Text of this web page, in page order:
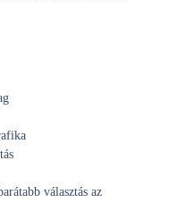
választás az